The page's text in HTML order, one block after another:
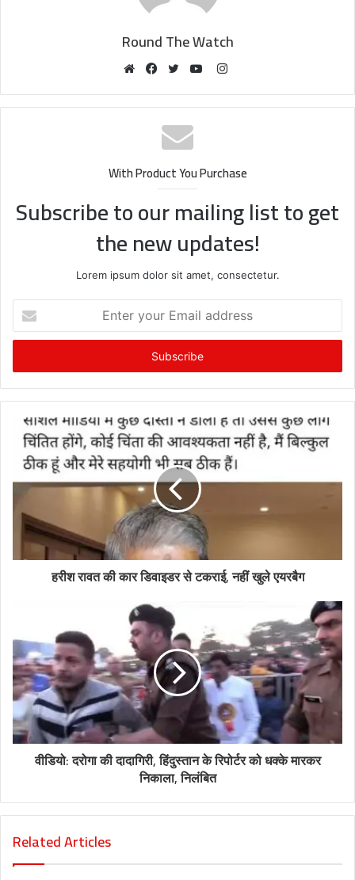
Round The Watch
Instagram
With Product You Purchase
Subscribe to our mailing list to get
the new updates!
Lorem ipsum dolor sit amet, consectetur.
your
Email
हरीश रावत की कार डिवाइडर से टकराई, नहीं खुले एयरबैग
वीडियो: दरोगा की दादागिरी, हिंदुस्तान के रिपोर्टर को धक्के मारकर
निकाला, निलंबित
Related Articles